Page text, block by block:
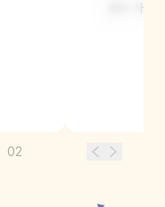
깊이 사랑
02